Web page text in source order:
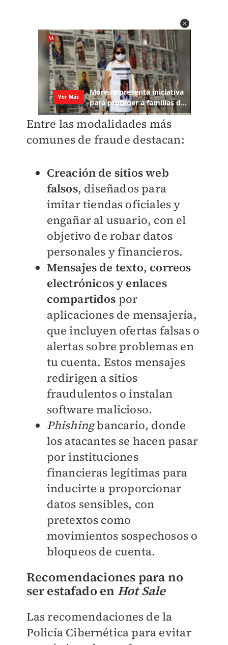
Entre las modalidades más
comunes de fraude destacan:
Creación de sitios web
falsos, diseñados para
imitar tiendas oficiales y
engañar al usuario, con el
objetivo de robar datos
personales y financieros.
Mensajes de texto, correos
electrónicos y enlaces
compartidos por
aplicaciones de mensajería,
que incluyen ofertas falsas o
alertas sobre problemas en
tu cuenta. Estos mensajes
redirigen a sitios
fraudulentos o instalan
software malicioso.
Phishingbancario, donde
los atacantes se hacen pasar
por instituciones
financieras legítimas para
inducirte a proporcionar
datos sensibles, con
pretextos como
movimientos sospechosos o
bloqueos de cuenta.
Recomendaciones para no
ser estafado en Hot Sale
Las recomendaciones de la
Policía Cibernética para evitar